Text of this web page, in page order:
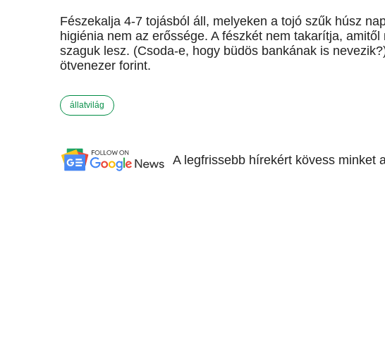
Fészekalja 4-7 tojásból áll, melyeken a tojó szűk húsz
higiénia nem az erőssége. A fészkét nem takarítja,
szaguk lesz. (Csoda-e, hogy büdös bankának is
ötvenezer forint.
állatvilág
A legfrissebb hírekért kövess minket